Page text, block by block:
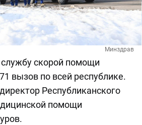
Минздрав
скорой помощи
вызов по всей республике.
директор Республиканского
помощи